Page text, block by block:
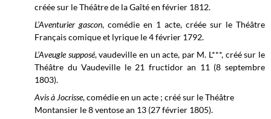
créée sur leThéâtre de la Gaîté en février 1812.
L’Aventurier gascon, comédie en 1 acte, créée sur le Théâtre
Français comique et lyrique le 4 février 1792.
L’Aveugle supposé, vaudeville en un acte, par M. L***, créé sur le
Théâtre du Vaudeville le 21 fructidor an 11 (8 septembre
1803).
Avis à Jocrisse, comédie en un acte ; créé sur leThéâtre
Montansier le8 ventose an 13 (27 février 1805).